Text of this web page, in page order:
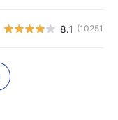
8.1 (10251)